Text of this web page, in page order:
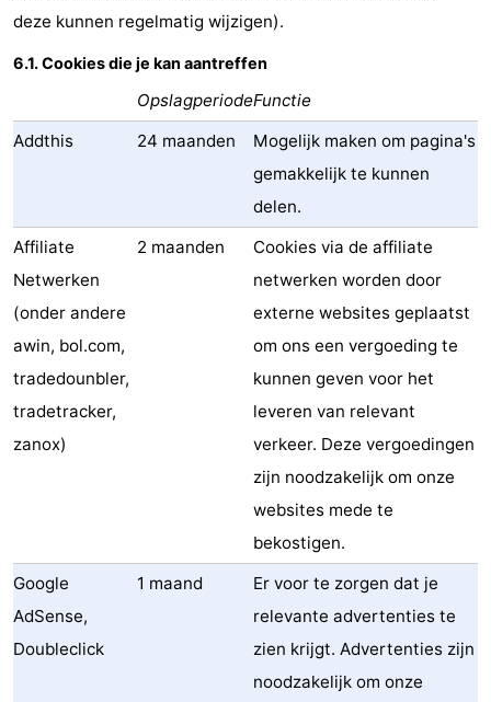
deze kunnen regelmatig wijzigen).
6.1. Cookies die je kan aantreffen
OpslagperiodeFunctie
Addthis
24 maanden
Mogelijk maken om pagina's
gemakkelijk te kunnen
delen.
Affiliate
Netwerken
(onder andere
awin, bol.com,
tradedounbler,
tradetracker,
zanox)
2 maanden
Cookies via de affiliate
netwerken worden door
externe websites geplaatst
om ons een vergoeding te
kunnen geven voor het
leveren van relevant
verkeer. Deze vergoedingen
zijn noodzakelijk om onze
websites mede te
bekostigen.
Google
AdSense,
Doubleclick
1 maand
Er voor te zorgen dat je
relevante advertenties te
zien krijgt. Advertenties zijn
noodzakelijk om onze